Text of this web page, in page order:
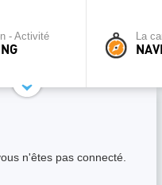
- Activité La
n'êtes pas connecté.